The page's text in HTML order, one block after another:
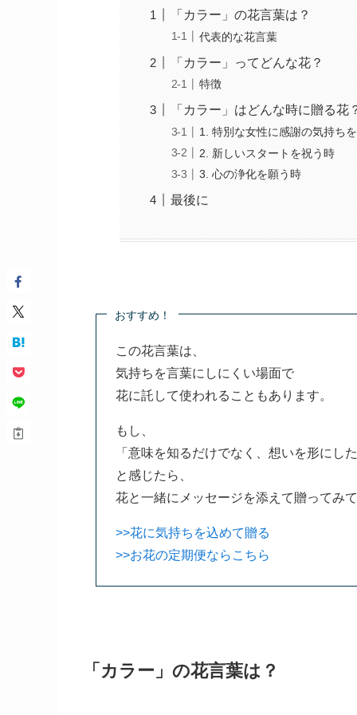
「カラー」の花言葉は？
代表的な花言葉
「カラー」ってどんな花？
特徴
「カラー」はどんな時に贈る花
1. 特別な女性に感謝の気持ち
2. 新しいスタートを祝う時
3. 心の浄化を願う時
最後に
おすすめ！
この花言葉は、
気持ちを言葉にしにくい場面で
花に託して使われることもあります。
もし、
「意味を知るだけでなく、想いを形にした
と感じたら、
花と一緒にメッセージを添えて贈ってみ
>>花に気持ちを込めて贈る
>>お花の定期便ならこちら
「カラー」の花言葉は？